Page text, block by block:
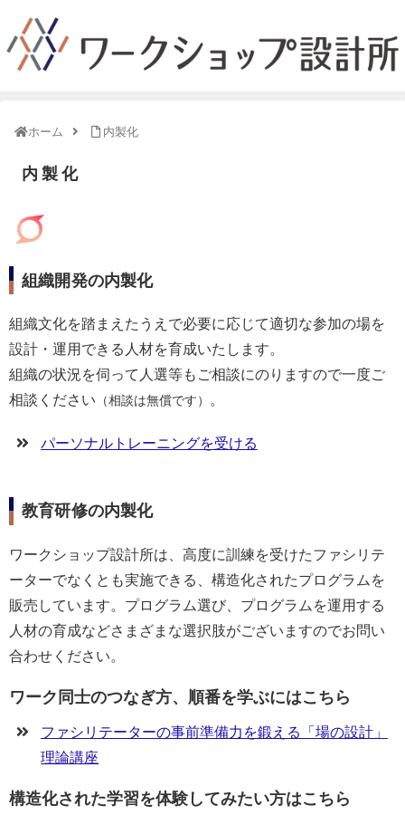
ホーム 内製化
内製化
組織開発の内製化
組織文化を踏まえたうえで必要に応じて適切な参加の場を
設計・運用できる人材を育成いたします。
組織の状況を伺って人選等もご相談にのりますので一度ご
相談ください （相談は無償です） 。
パーソナルトレーニングを受ける
教育研修の内製化
ワークショップ設計所は、高度に訓練を受けたファシリテ
ーターでなくとも実施できる、構造化されたプログラムを
販売しています。プログラム選び、プログラムを運用する
人材の育成などさまざまな選択肢がございますのでお問い
合わせください。
ワーク同士のつなぎ方、順番を学ぶにはこちら
ファシリテーターの事前準備力を鍛える「場の設計」
理論講座
構造化された学習を体験してみたい方はこちら